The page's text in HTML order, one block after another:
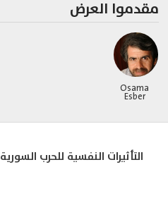
مقدموا العرض
Osama
Esber
التأثيرات النفسية للحرب السورية